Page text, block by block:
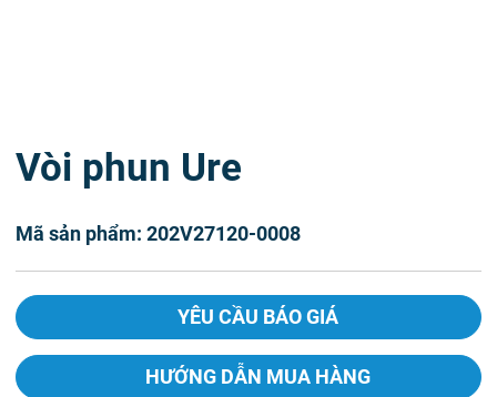
Vòi phun Ure
Mã sản phẩm: 202V27120-0008
YÊU CẦU BÁO GIÁ
HƯỚNG DẪN MUA HÀNG